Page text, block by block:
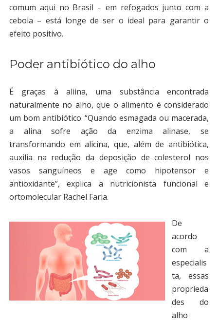
comum aqui no Brasil – em refogados junto com a
cebola – está longe de ser o ideal para garantir o
efeito positivo.
Poder antibiótico do alho
É graças à aliina, uma substância encontrada
naturalmente no alho, que o alimento é considerado
um bom antibiótico. “Quando esmagada ou macerada,
a alina sofre ação da enzima alinase, se
transformando em alicina, que, além de antibiótica,
auxilia na redução da deposição de colesterol nos
vasos sanguíneos e age como hipotensor e
antioxidante”, explica a nutricionista funcional e
ortomolecular Rachel Faria.
De
acordo
com a
especialis
ta, essas
proprieda
des do
alho